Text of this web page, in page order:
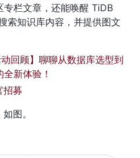
栏文章，还能唤醒 TiDB
索知识库内容，并提供图文
动回顾】聊聊从数据库选型到
新体验！
招募
图。